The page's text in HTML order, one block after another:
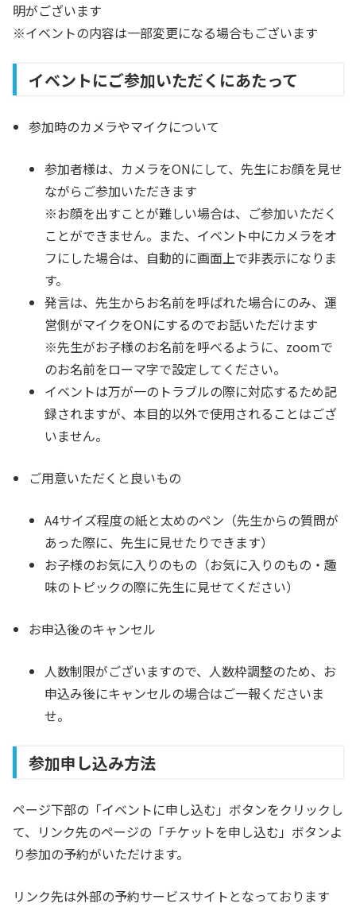
明がございます
※イベントの内容は一部変更になる場合もございます
イベントにご参加いただくにあたって
参加時のカメラやマイクについて
参加者様は、カメラをONにして、先生にお顔を見せ
ながらご参加いただきます
※お顔を出すことが難しい場合は、ご参加いただく
ことができません。また、イベント中にカメラをオ
フにした場合は、自動的に画面上で非表示になりま
す。
発言は、先生からお名前を呼ばれた場合にのみ、運
営側がマイクをONにするのでお話いただけます
※先生がお子様のお名前を呼べるように、zoomで
のお名前をローマ字で設定してください。
イベントは万が一のトラブルの際に対応するため記
録されますが、本目的以外で使用されることはござ
いません。
ご用意いただくと良いもの
A4サイズ程度の紙と太めのペン（先生からの質問が
あった際に、先生に見せたりできます）
お子様のお気に入りのもの（お気に入りのもの・趣
味のトピックの際に先生に見せてください）
お申込後のキャンセル
人数制限がございますので、人数枠調整のため、お
申込み後にキャンセルの場合はご一報くださいま
せ。
参加申し込み方法
ページ下部の「イベントに申し込む」ボタンをクリックし
て、リンク先のページの「チケットを申し込む」ボタンよ
り参加の予約がいただけます。
リンク先は外部の予約サービスサイトとなっております